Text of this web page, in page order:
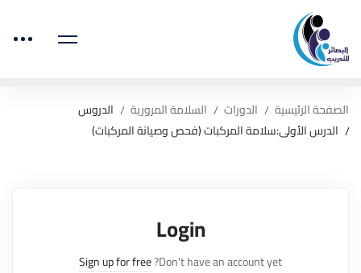
الصفحة الرئيسية الدورات السلامة المرورية
الدروس
الدرس الأولى:سلامة المركبات (فحص وصيانة المركبات)
Login
Don't have an account yet?
Sign up for free